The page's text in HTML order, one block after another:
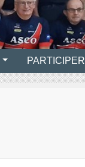
PARTICIPER